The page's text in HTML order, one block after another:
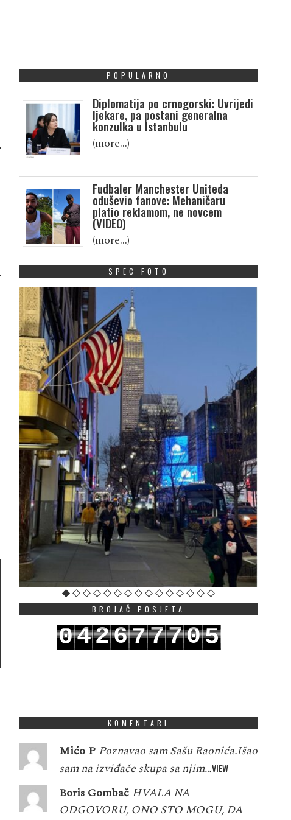
Profesorica sa Columbije
uručila gradonačelniku New
Yorka dres Edina Džeka:
„Priča Zmajeva inspiriše
cijeli svijet“
JUNE 16, 2026
„Bilo mi je izuzetno
zadovoljstvo da ovjekovječim
osmijeh i sreću
gradonačelnika Mamdanija
kada je vidio dres
reprezenta...Više
Njujorka (VIDEO)
APRIL 29, 2026
Plan projekta
povezivanje helidroma
donjem i centralnom
Menhetna sa
JFK, pri čemu bi l...
POPULARNO
Diplomatija po crnogorski: Uvrijedi
ljekare, pa postani generalna
konzulka u Istanbulu
(more…)
Fudbaler Manchester Uniteda
oduševio fanove: Mehaničaru
platio reklamom, ne novcem
(VIDEO)
(more…)
SPEC FOTO
BROJAČ POSJETA
042677705
KOMENTARI
Mićo P Poznavao sam Sašu Raonića.Išao
sam na izviđače skupa sa njim…VIEW
Boris Gombač HVALA NA
ODGOVORU, ONO STO MOGU, DA